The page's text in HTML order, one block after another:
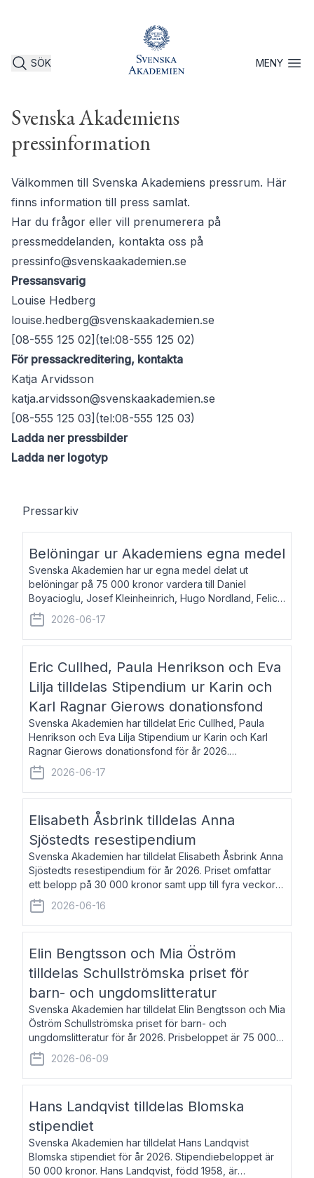
SÖK MENYÖppna
Svenska Akademiens
pressinformation
Välkommen till Svenska Akademiens pressrum. Här
finns information till press samlat.
Har du frågor eller vill prenumerera på
pressmeddelanden, kontakta oss på
pressinfo@svenskaakademien.se
Pressansvarig
Louise Hedberg
louise.hedberg@svenskaakademien.se
[08-555 125 02](tel:08-555 125 02)
För pressackreditering, kontakta
Katja Arvidsson
katja.arvidsson@svenskaakademien.se
[08-555 125 03](tel:08-555 125 03)
Ladda ner pressbilder
Ladda ner logotyp
Pressarkiv
Belöningar ur Akademiens egna medel
Svenska Akademien har ur egna medel delat ut
belöningar på 75 000 kronor vardera till Daniel
Boyacioglu, Josef Kleinheinrich, Hugo Nordland, Felicia
Stenroth och Svante Strandberg. Daniel Boyacioglu,
född 1981, är poet och scenartist. Josef
2026-06-17
Eric Cullhed, Paula Henrikson och Eva
Lilja tilldelas Stipendium ur Karin och
Karl Ragnar Gierows donationsfond
Svenska Akademien har tilldelat Eric Cullhed, Paula
Henrikson och Eva Lilja Stipendium ur Karin och Karl
Ragnar Gierows donationsfond för år 2026.
Stipendiebeloppet är på 70 000 kronor vardera. Eric
Cullhed, född 1985, är professor i grekis
2026-06-17
Elisabeth Åsbrink tilldelas Anna
Sjöstedts resestipendium
Svenska Akademien har tilldelat Elisabeth Åsbrink Anna
Sjöstedts resestipendium för år 2026. Priset omfattar
ett belopp på 30 000 kronor samt upp till fyra veckors
fri vistelse i Akademiens lägenhet i Berlin. Elisabeth
Åsbrink, född 1965 oc
2026-06-16
Elin Bengtsson och Mia Öström
tilldelas Schullströmska priset för
barn- och ungdomslitteratur
Svenska Akademien har tilldelat Elin Bengtsson och Mia
Öström Schullströmska priset för barn- och
ungdomslitteratur för år 2026. Prisbeloppet är 75 000
kronor vardera. Elin Bengtsson, född 1987, är författare
och forskare i genusvetenskap.
2026-06-09
Hans Landqvist tilldelas Blomska
stipendiet
Svenska Akademien har tilldelat Hans Landqvist
Blomska stipendiet för år 2026. Stipendiebeloppet är
50 000 kronor. Hans Landqvist, född 1958, är